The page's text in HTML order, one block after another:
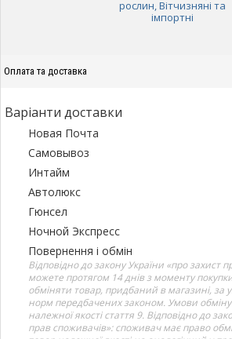
рослин, Вітчизняні та
імпортні
Оплата та доставка
Варіанти доставки
Новая Почта
Самовывоз
Интайм
Автолюкс
Гюнсел
Ночной Экспресс
Повернення і обмін
Відповідно до закону України «про захист
можете протягом 14 днів з моменту
обміняти товар, придбаний в магазині, за
норм передбачених законом. Умови
належної якості стаття 9. Відповідно до
прав споживачів»: споживач має право